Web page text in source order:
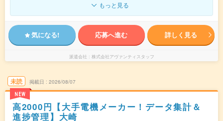
もっと見る
気になる! 応募へ進む 詳しく見る
派遣会社 株式会社アヴァンティスタッフ
未読
NEW
掲載日 2026/08/07
高2000円【大手電機メーカー！データ集計＆
進捗管理】大崎